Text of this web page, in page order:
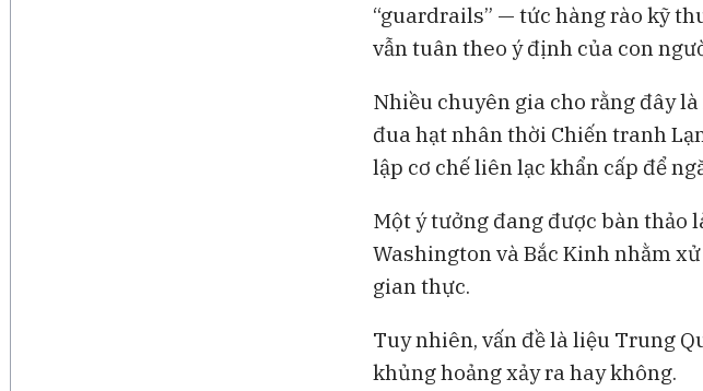
“guardrails” — tức hàng rào kỹ
vẫn tuân theo ý định của con
Nhiều chuyên gia cho rằng đây
đua hạt nhân thời Chiến tranh
lập cơ chế liên lạc khẩn cấp để
Một ý tưởng đang được bàn thảo
Washington và Bắc Kinh nhằm
gian thực.
Tuy nhiên, vấn đề là liệu Trung
khủng hoảng xảy ra hay không.